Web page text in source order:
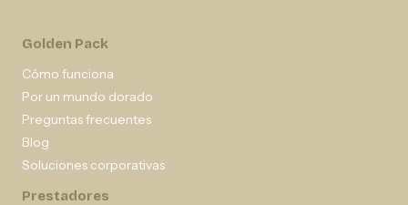
Golden Pack
Cómo funciona
Por un mundo dorado
Preguntas frecuentes
Blog
Soluciones corporativas
Prestadores